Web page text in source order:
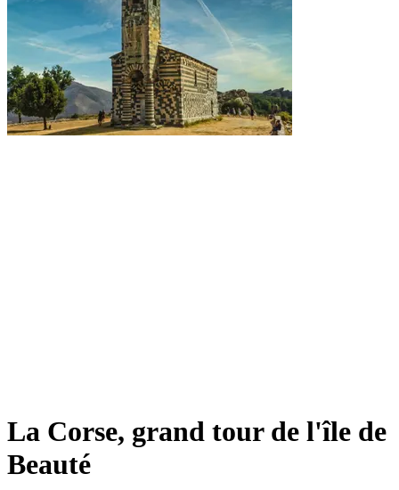
La Corse, grand tour de l'île de
Beauté